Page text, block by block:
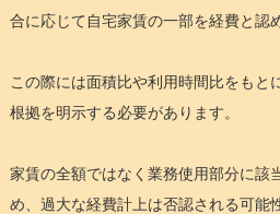
合に応じて自宅家賃の一部を経費と認
この際には面積比や利用時間比をもと
根拠を明示する必要があります。
家賃の全額ではなく業務使用部分に該
め、過大な経費計上は否認される可能